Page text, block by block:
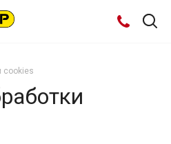
cookies